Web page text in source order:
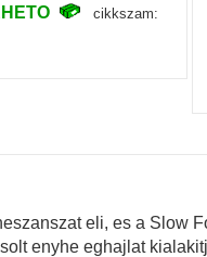
cikkszam:
eli, es a Slow
enyhe eghajlat